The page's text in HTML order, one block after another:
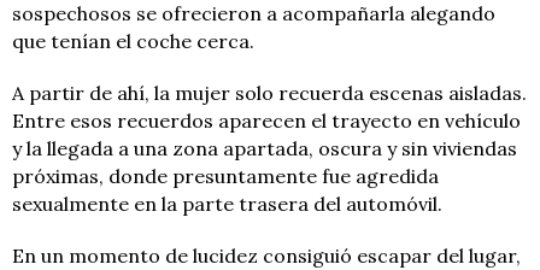
sospechosos se ofrecieron a acompañarla alegando
que tenían el coche cerca.
A partir de ahí, la mujer solo recuerda escenas aisladas.
Entre esos recuerdos aparecen el trayecto en vehículo
y la llegada a una zona apartada, oscura y sin viviendas
próximas, donde presuntamente fue agredida
sexualmente en la parte trasera del automóvil.
En un momento de lucidez consiguió escapar del lugar,